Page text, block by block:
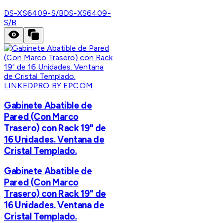
DS-XS6409-S/BDS-XS6409-
S/B
LINKEDPRO BY EPCOM
Gabinete Abatible de
Pared (Con Marco
Trasero) con Rack 19" de
16 Unidades. Ventana de
Cristal Templado.
Gabinete Abatible de
Pared (Con Marco
Trasero) con Rack 19" de
16 Unidades. Ventana de
Cristal Templado.